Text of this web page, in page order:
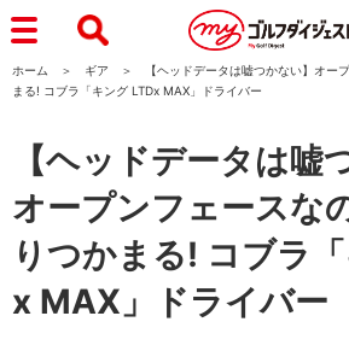
ホーム ギア
【ヘッドデータは嘘つかない】オー
まる! コブラ「キング LTDx MAX」ドライバー
【ヘッドデータは嘘
オープンフェースな
りつかまる! コブラ
x MAX」ドライバー